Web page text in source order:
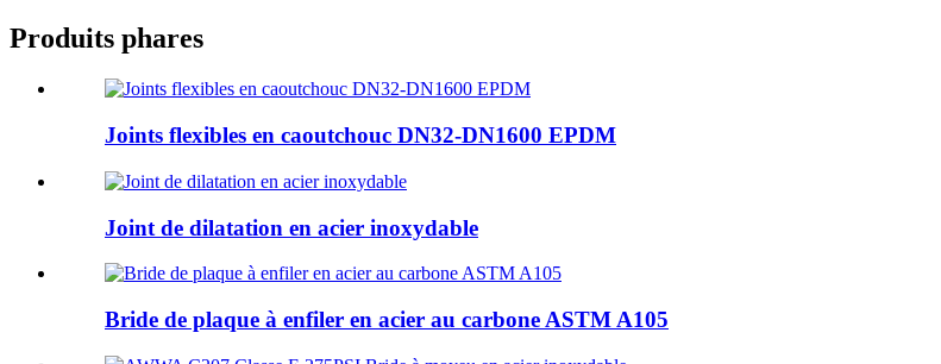
Produits phares
Joints flexibles en caoutchouc DN32-DN1600 EPDM
Joint de dilatation en acier inoxydable
Bride de plaque à enfiler en acier au carbone ASTM A105